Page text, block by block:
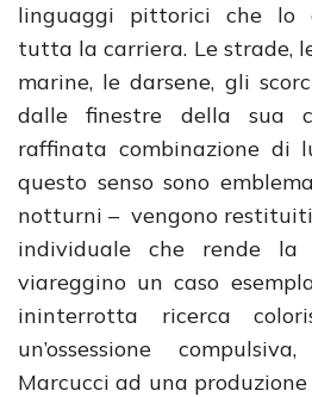
linguaggi pittorici che lo
tutta la carriera. Le strade,
marine, le darsene, gli
dalle finestre della sua
raffinata combinazione
questo senso sono
notturni – vengono
individuale che rende la
viareggino un caso
ininterrotta ricerca
un’ossessione
Marcucci ad una